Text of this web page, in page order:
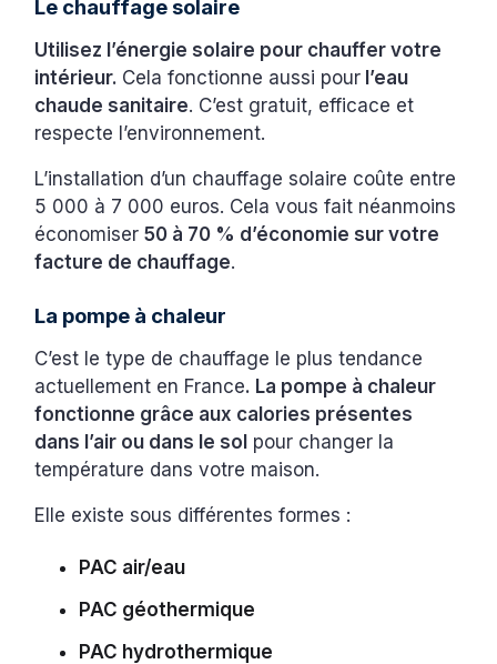
Le chauffage solaire
Utilisez l’énergie solaire pour chauffer votre
intérieur. Cela fonctionne aussi pour l’eau
chaude sanitaire. C’est gratuit, efficace et
respecte l’environnement.
L’installation d’un chauffage solaire coûte entre
5 000 à 7 000 euros. Cela vous fait néanmoins
économiser50 à 70 % d’économie sur votre
facture de chauffage.
La pompe à chaleur
C’est le type de chauffage le plus tendance
actuellement en France. La pompe à chaleur
fonctionne grâce aux calories présentes
dans l’air ou dans le sol pour changer la
température dans votre maison.
Elle existe sous différentes formes :
PAC air/eau
PAC géothermique
PAC hydrothermique